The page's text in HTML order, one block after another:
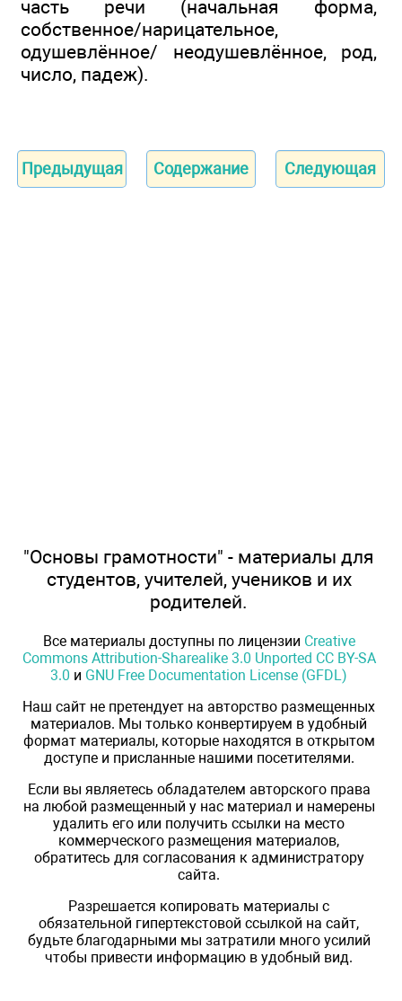
часть речи (начальная форма,
собственное/нарицательное,
одушевлённое/ неодушевлённое, род,
число, падеж).
Предыдущая Содержание Следующая
"Основы грамотности" - материалы для
студентов, учителей, учеников и их
родителей.
Все материалы доступны по лицензии Creative
Commons Attribution-Sharealike 3.0 Unported CC BY-SA
3.0 и GNU Free Documentation License (GFDL)
Наш сайт не претендует на авторство размещенных
материалов. Мы только конвертируем в удобный
формат материалы, которые находятся в открытом
доступе и присланные нашими посетителями.
Если вы являетесь обладателем авторского права
на любой размещенный у нас материал и намерены
удалить его или получить ссылки на место
коммерческого размещения материалов,
обратитесь для согласования к администратору
сайта.
Разрешается копировать материалы с
обязательной гипертекстовой ссылкой на сайт,
будьте благодарными мы затратили много усилий
чтобы привести информацию в удобный вид.